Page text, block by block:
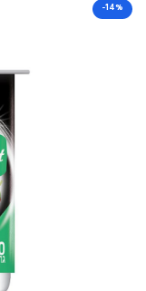
-14%